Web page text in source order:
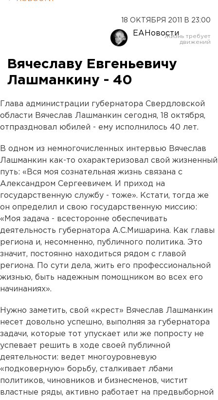
18 ОКТЯБРЯ 2011 В 23:00
ЕАНовости
Вячеславу Евгеньевичу
Лашманкину - 40
Глава администрации губернатора Свердловской
области Вячеслав Лашманкин сегодня, 18 октября,
отпраздновал юбилей - ему исполнилось 40 лет.
В одном из немногочисленных интервью Вячеслав
Лашманкин как-то охарактеризовал свой жизненный
путь: «Вся моя сознательная жизнь связана с
Александром Сергеевичем. И приход на
государственную службу - тоже». Кстати, тогда же
он определил и свою государственную миссию:
« Моя задача - всесторонне обеспечивать
деятельность губернатора А.С.Мишарина. Как главы
региона и, несомненно, публичного политика. Это
значит, постоянно находиться рядом с главой
региона. По сути дела, жить его профессиональной
жизнью, быть надежным помощником во всех его
начинаниях».
Нужно заметить, свой «крест» Вячеслав Лашманкин
несет довольно успешно, выполняя за губернатора
задачи, которые тот упускает или же попросту не
успевает решить в ходе своей публичной
деятельности: ведет многоуровневую
«подковерную» борьбу, сталкивает лбами
политиков, чиновников и бизнесменов, чистит
властные ряды, активно работает на предвыборной